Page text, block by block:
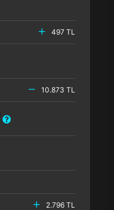
497 TL
10.873 TL
2.796 TL